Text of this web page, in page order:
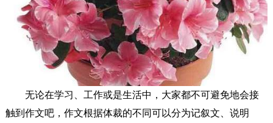
无论在学习、工作或是生活中，大家都不可避免地会接
触到作文吧，作文根据体裁的不同可以分为记叙文、说明